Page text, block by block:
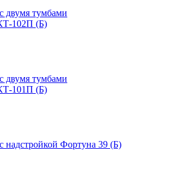
двумя тумбами
102П (Б)
двумя тумбами
101П (Б)
надстройкой Фортуна 39 (Б)